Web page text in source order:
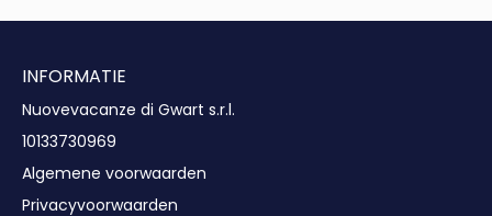
INFORMATIE
Nuovevacanze di Gwart s.r.l.
10133730969
Algemene voorwaarden
Privacyvoorwaarden